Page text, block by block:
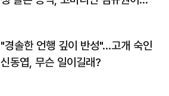
"경솔한 언행 깊이 반성"…고개 숙인
신동엽, 무슨 일이길래?